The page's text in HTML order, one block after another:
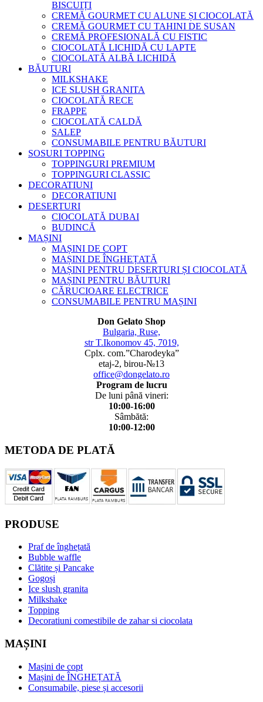
BISCUIȚI
CREMĂ GOURMET CU ALUNE ȘI CIOCOLATĂ
CREMĂ GOURMET CU TAHINI DE SUSAN
CREMĂ PROFESIONALĂ CU FISTIC
CIOCOLATĂ LICHIDĂ CU LAPTE
CIOCOLATĂ ALBĂ LICHIDĂ
BĂUTURI
MILKSHAKE
ICE SLUSH GRANITA
CIOCOLATĂ RECE
FRAPPE
CIOCOLATĂ CALDĂ
SALEP
CONSUMABILE PENTRU BĂUTURI
SOSURI TOPPING
TOPPINGURI PREMIUM
TOPPINGURI CLASSIC
DECORATIUNI
DECORATIUNI
DESERTURI
CIOCOLATĂ DUBAI
BUDINCĂ
MAȘINI
MAȘINI DE COPT
MAȘINI DE ÎNGHEȚATĂ
MAȘINI PENTRU DESERTURI ȘI CIOCOLATĂ
MAȘINI PENTRU BĂUTURI
CĂRUCIOARE ELECTRICE
CONSUMABILE PENTRU MAȘINI
Don Gelato Shop
Bulgaria, Ruse,
str T.Ikonomov 45, 7019,
Cplx. com.”Charodeyka”
etaj-2, birou-№13
office@dongelato.ro
Program de lucru
De luni până vineri:
10:00-16:00
Sâmbătă:
10:00-12:00
METODA DE PLATĂ
PRODUSE
Praf de înghețată
Bubble waffle
Clătite și Pancake
Gogoși
Ice slush granita
Milkshake
Topping
Decoratiuni comestibile de zahar si ciocolata
MAȘINI
Mașini de copt
Mașini de ÎNGHEȚATĂ
Consumabile, piese și accesorii